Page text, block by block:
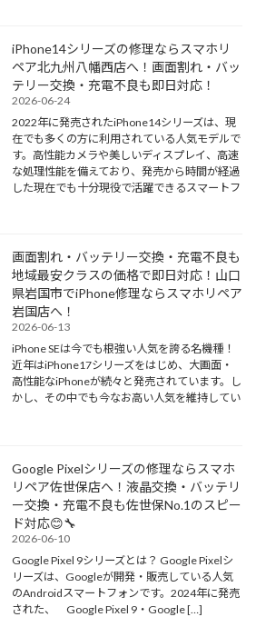
iPhone14シリーズの修理ならスマホリ
ペア北九州八幡西店へ！画面割れ・バッ
テリー交換・充電不良も即日対応！
2026-06-24
2022年に発売されたiPhone14シリーズは、現
在でも多くの方に利用されている人気モデルで
す。高性能カメラや美しいディスプレイ、高速
な処理性能を備えており、発売から時間が経過
した現在でも十分現役で活躍できるスマートフ
画面割れ・バッテリー交換・充電不良も
地域最安クラスの価格で即日対応！山口
県岩国市でiPhone修理ならスマホリペア
岩国店へ！
2026-06-13
iPhone SEは今でも根強い人気を誇る名機種！
近年はiPhone17シリーズをはじめ、大画面・
高性能なiPhoneが続々と発売されています。し
かし、その中でも今なお高い人気を維持してい
Google Pixelシリーズの修理ならスマホ
リペア佐世保店へ！液晶交換・バッテリ
ー交換・充電不良も佐世保No.1のスピー
ド対応😊🔧
2026-06-10
Google Pixel 9シリーズとは？ Google Pixelシ
リーズは、Googleが開発・販売している人気
のAndroidスマートフォンです。2024年に発売
された、 Google Pixel 9・Google […]